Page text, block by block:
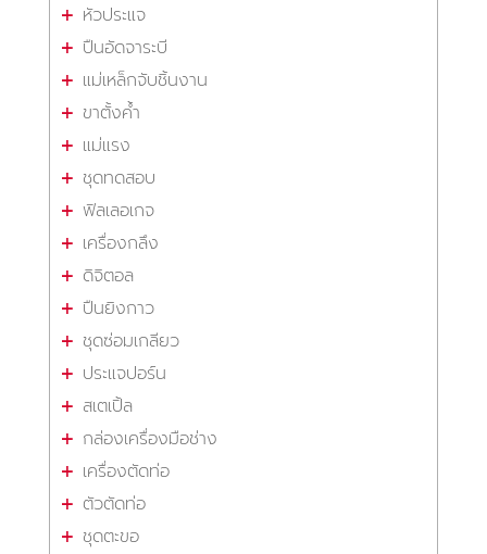
หัวประแจ
ปืนอัดจาระบี
แม่เหล็กจับชิ้นงาน
ขาตั้งค้ำ
แม่แรง
ชุดทดสอบ
ฟิลเลอเกจ
เครื่องกลึง
ดิจิตอล
ปืนยิงกาว
ชุดซ่อมเกลียว
ประแจปอร์น
สเตเปิ้ล
กล่องเครื่องมือช่าง
เครื่องตัดท่อ
ตัวตัดท่อ
ชุดตะขอ